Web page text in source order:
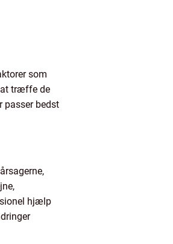
som
at træffe de
passer bedst
hjælp